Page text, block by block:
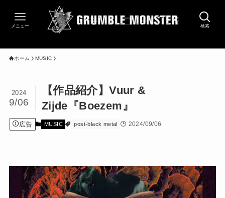
検索
メニュー
ホーム MUSIC
【作品紹介】Vuur &
Zijde『Boezem』
2024
9/06
広告 MUSIC post-black metal 2024/09/06